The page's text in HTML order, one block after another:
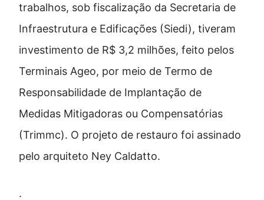
trabalhos, sob fiscalização da Secretaria de
Infraestrutura e Edificações (Siedi), tiveram
investimento de R$ 3,2 milhões, feito pelos
Terminais Ageo, por meio de Termo de
Responsabilidade de Implantação de
Medidas Mitigadoras ou Compensatórias
(Trimmc). O projeto de restauro foi assinado
pelo arquiteto Ney Caldatto.
.